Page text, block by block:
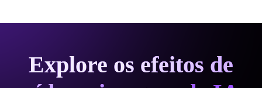
Explore os efeitos de